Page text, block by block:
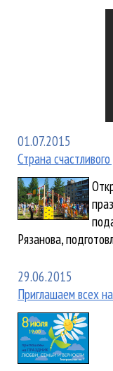
01.07.2015
Страна
Рязанова,
29.06.2015
Приглашаем всех